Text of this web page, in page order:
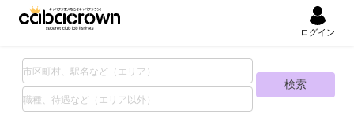
ログイン